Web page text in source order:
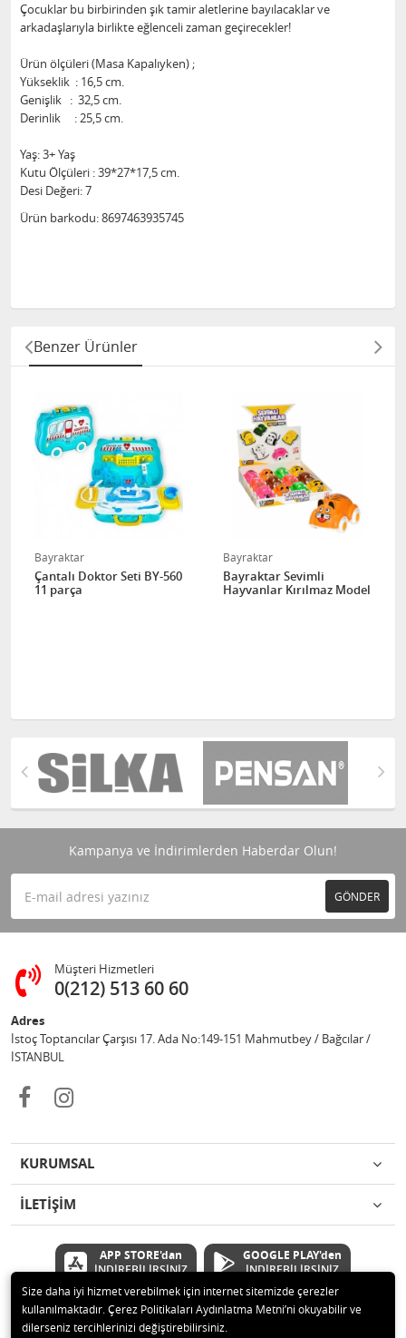
Çocuklar bu birbirinden şık tamir aletlerine bayılacaklar ve
arkadaşlarıyla birlikte eğlenceli zaman geçirecekler!
Ürün ölçüleri (Masa Kapalıyken) ;
Yükseklik : 16,5 cm.
Genişlik : 32,5 cm.
Derinlik : 25,5 cm.
Yaş: 3+ Yaş
Kutu Ölçüleri : 39*27*17,5 cm.
Desi Değeri: 7
Ürün barkodu: 8697463935745
Benzer Ürünler
Bayraktar
Çantalı Doktor Seti BY-560
11 parça
Bayraktar
Bayraktar Sevimli
Hayvanlar Kırılmaz Model
Kampanya ve İndirimlerden Haberdar Olun!
GÖNDER
Müşteri Hizmetleri
0(212) 513 60 60
Adres
İstoç Toptancılar Çarşısı 17. Ada No:149-151 Mahmutbey / Bağcılar /
İSTANBUL
KURUMSAL
İLETİŞİM
APP STORE'dan
İNDİREBİLİRSİNİZ
GOOGLE PLAY'den
İNDİREBİLİRSİNİZ
© 2020 Çetinkaya Elektronik Kırtasiye Oyuncak San ve Tic.Ltd.Şti Tüm
Size daha iyi hizmet verebilmek için internet sitemizde çerezler
kullanılmaktadır. Çerez Politikaları Aydınlatma Metni’ni okuyabilir ve
dilerseniz tercihlerinizi değiştirebilirsiniz.